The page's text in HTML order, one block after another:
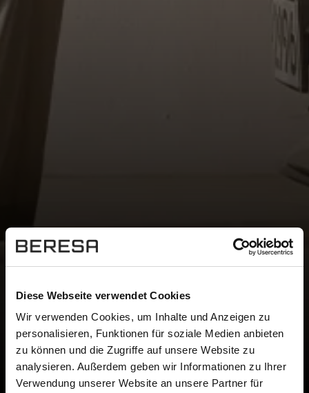
Diese Webseite verwendet Cookies
Wir verwenden Cookies, um Inhalte und Anzeigen zu
personalisieren, Funktionen für soziale Medien anbieten
zu können und die Zugriffe auf unsere Website zu
analysieren. Außerdem geben wir Informationen zu Ihrer
Verwendung unserer Website an unsere Partner für
WERKSTATT-
TERMINBUCHUNG.
GEHT BEQUEM VOM SOFA
AUS.